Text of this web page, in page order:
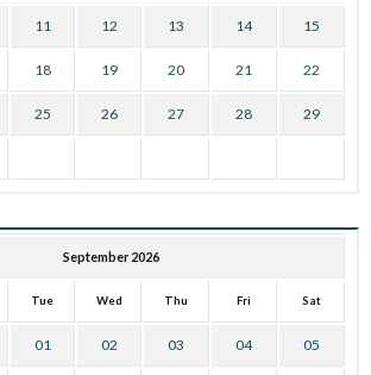
11 12 13 14 15
18 19 20 21 22
25 26 27 28 29
September 2026
Tue Wed Thu Fri Sat
01 02 03 04 05